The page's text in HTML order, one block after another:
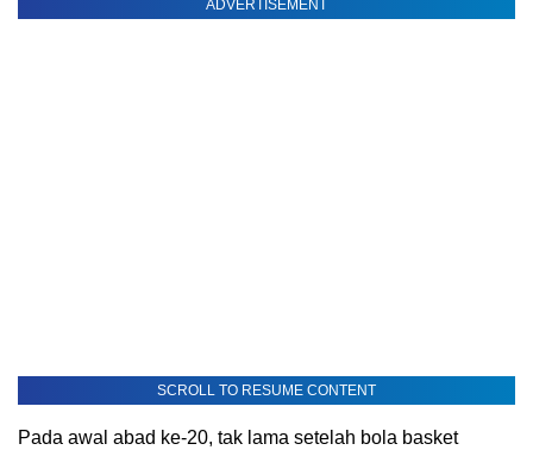
ADVERTISEMENT
SCROLL TO RESUME CONTENT
Pada awal abad ke-20, tak lama setelah bola basket